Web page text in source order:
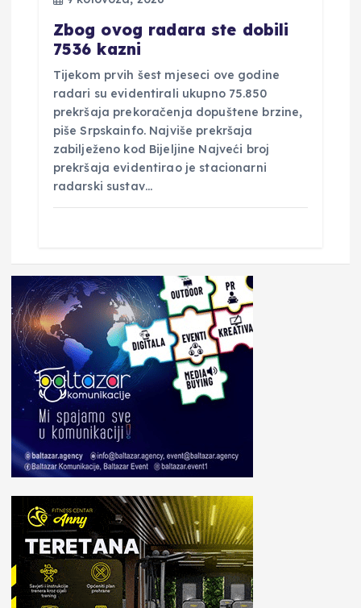
Zbog ovog radara ste dobili
7536 kazni
Tijekom prvih šest mjeseci ove godine
radari su evidentirali ukupno 75.850
prekršaja prekoračenja dopuštene brzine,
piše Srpskainfo. Najviše prekršaja
zabilježeno kod Bijeljine Najveći broj
prekršaja evidentirao je stacionarni
radarski sustav…